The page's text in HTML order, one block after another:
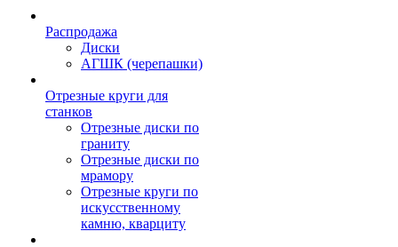
Распродажа
Диски
АГШК (черепашки)
Отрезные круги для
станков
Отрезные диски по
граниту
Отрезные диски по
мрамору
Отрезные круги по
искусственному
камню, кварциту